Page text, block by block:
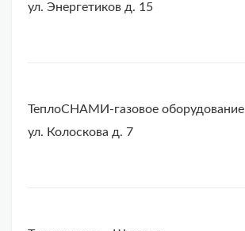
ул. Энергетиков д. 15
ТеплоСНАМИ-газовое оборудование
ул. Колоскова д. 7